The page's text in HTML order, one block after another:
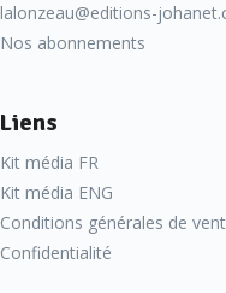
lalonzeau@editions-
Nos abonnements
Liens
Kit média FR
Kit média ENG
Conditions générales de
Confidentialité